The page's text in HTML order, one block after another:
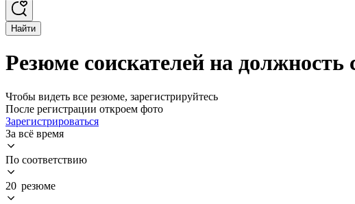
Найти
Резюме соискателей на должность
Чтобы видеть все резюме, зарегистрируйтесь
После регистрации откроем фото
Зарегистрироваться
За всё время
По соответствию
20 резюме